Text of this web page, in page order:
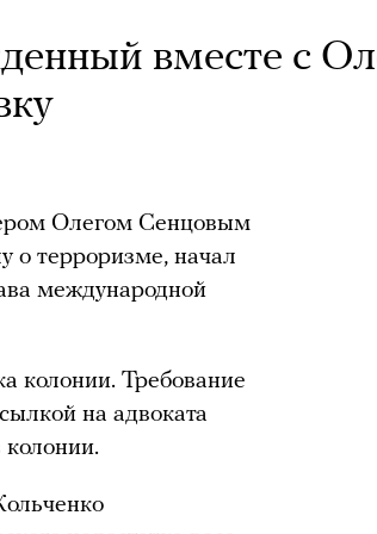
вместе с
Олегом Сенцовым
о терроризме, начал
международной
колонии. Требование
на адвоката